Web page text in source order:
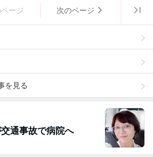
ージ 次のページ
を見る
通事故で病院へ